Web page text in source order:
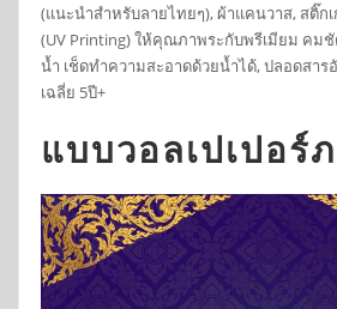
(แนะนำสำหรับลายไทยๆ), ผ้าแคนวาส, สติ๊ก
(UV Printing) ให้คุณภาพระกับพรีเมียม คม
น้ำ เช็ดทำความสะอาดด้วยน้ำได้, ปลอดสาร
เฉลี่ย 5ปี+
แบบวอลเปเปอร์